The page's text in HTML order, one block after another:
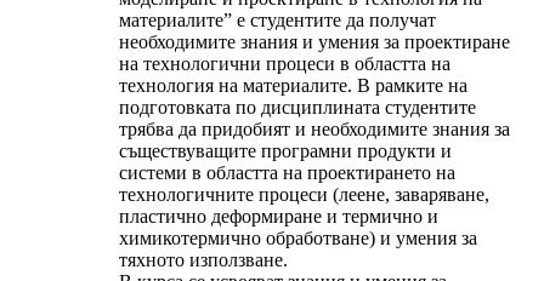
материалите” е студентите да получат
необходимите знания и умения за проектиране
на технологични процеси в областта на
технология на материалите. В рамките на
подготовката по дисциплината студентите
трябва да придобият и необходимите знания за
съществуващите програмни продукти и
системи в областта на проектирането на
технологичните процеси (леене, заваряване,
пластично деформиране и термично и
химикотермично обработване) и умения за
тяхното използване.